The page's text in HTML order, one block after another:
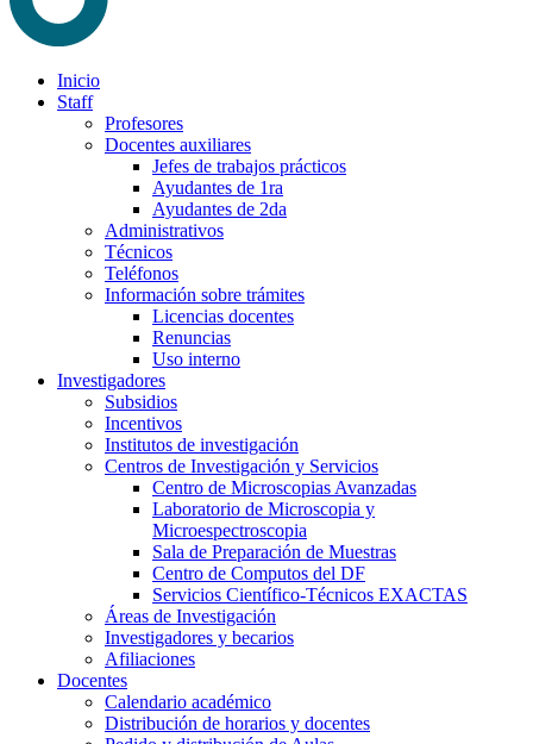
Inicio
Staff
Profesores
Docentes auxiliares
Jefes de trabajos prácticos
Ayudantes de 1ra
Ayudantes de 2da
Administrativos
Técnicos
Teléfonos
Información sobre trámites
Licencias docentes
Renuncias
Uso interno
Investigadores
Subsidios
Incentivos
Institutos de investigación
Centros de Investigación y Servicios
Centro de Microscopias Avanzadas
Laboratorio de Microscopia y
Microespectroscopia
Sala de Preparación de Muestras
Centro de Computos del DF
Servicios Científico-Técnicos EXACTAS
Áreas de Investigación
Investigadores y becarios
Afiliaciones
Docentes
Calendario académico
Distribución de horarios y docentes